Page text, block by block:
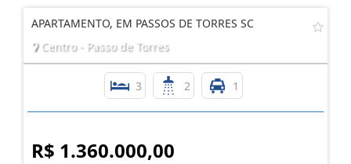
APARTAMENTO, EM PASSOS DE TORRES SC
Centro - Passo de Torres
3 2 1
R$ 1.360.000,00